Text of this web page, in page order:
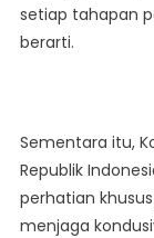
setiap tahapan
berarti.
Sementara itu,
Republik
perhatian
menjaga